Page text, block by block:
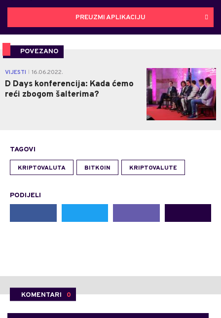
PREUZMI APLIKACIJU
POVEZANO
VIJESTI 16.06.2022.
D Days konferencija: Kada ćemo
reći zbogom šalterima?
0
TAGOVI
KRIPTOVALUTA BITKOIN KRIPTOVALUTE
PODIJELI
KOMENTARI 0